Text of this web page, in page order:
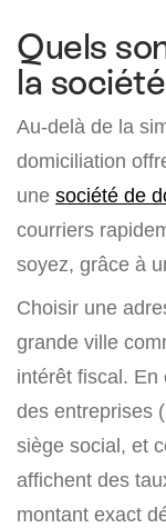
Quels
la
Au-delà de la
domiciliation
une société de
courriers
soyez, grâce à
Choisir une
grande ville
intérêt fiscal.
des entreprises
siège social, et
affichent des
montant exact